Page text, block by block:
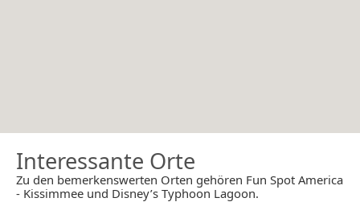
Interessante Orte
Zu den bemerkenswerten Orten gehören Fun Spot America
- Kissimmee und Disney’s Typhoon Lagoon.